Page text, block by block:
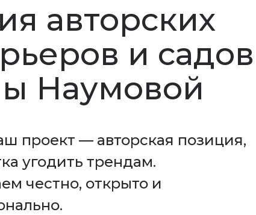
авторских
и садов
Наумовой
проект — авторская позиция,
угодить трендам.
честно, открыто и